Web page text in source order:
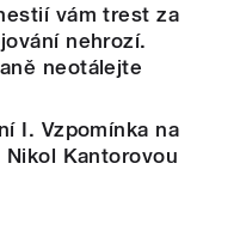
vám trest za
nehrozí.
neotálejte
I. Vzpomínka na
Kantorovou